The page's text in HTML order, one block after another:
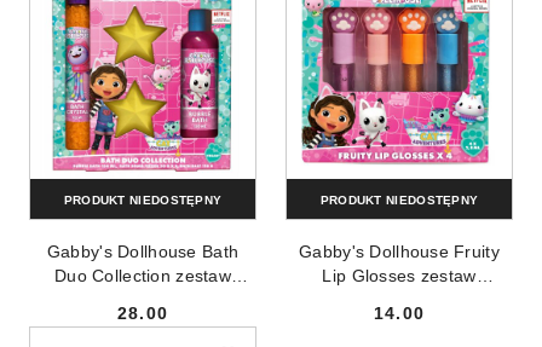
Gabby's Dollhouse Bath
Duo Collection zestaw
Cena:
28.00
PRODUKT NIEDOSTĘPNY
Gabby's Dollhouse Fruity
Lip Glosses zestaw
Cena:
14.00
PRODUKT NIEDOSTĘPNY